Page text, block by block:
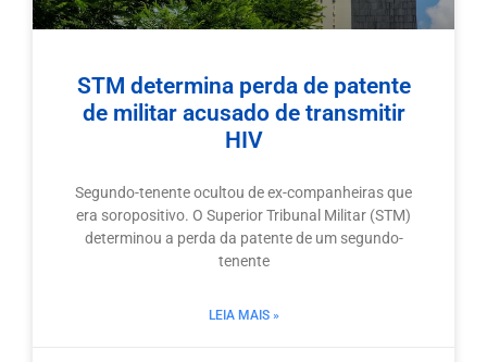
STM determina perda de patente
de militar acusado de transmitir
HIV
Segundo-tenente ocultou de ex-companheiras que
era soropositivo. O Superior Tribunal Militar (STM)
determinou a perda da patente de um segundo-
tenente
LEIA MAIS »